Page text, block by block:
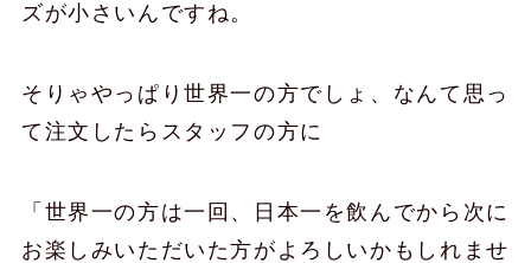
ズが小さいんですね。
そりゃやっぱり世界一の方でしょ、なんて思っ
て注文したらスタッフの方に
「世界一の方は一回、日本一を飲んでから次に
お楽しみいただいた方がよろしいかもしれませ